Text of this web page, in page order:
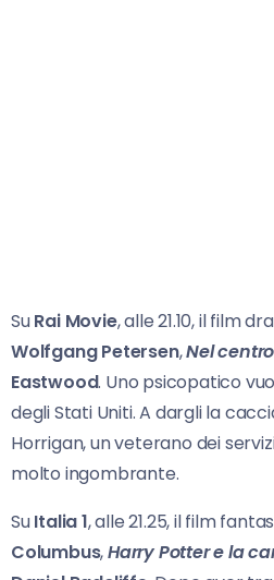
SuRai Movie, alle 21.10, il film
Wolfgang Petersen,Nel
Eastwood. Uno psicopatico
degli Stati Uniti. A dargli la
Horrigan, un veterano dei
molto ingombrante.
SuItalia 1, alle 21.25, il film
Columbus,Harry Potter e la